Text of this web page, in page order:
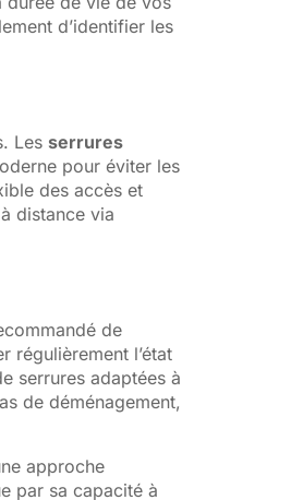
d’identifier les
Les serrures
pour éviter les
des accès et
distance via
de
régulièrement l’état
serrures adaptées à
de déménagement,
approche
par sa capacité à